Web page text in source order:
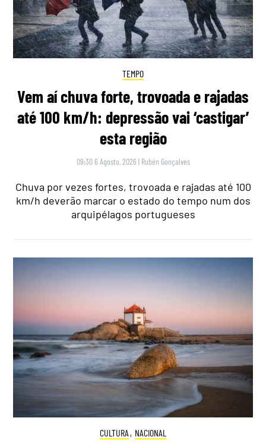
TEMPO
Vem aí chuva forte, trovoada e rajadas
até 100 km/h: depressão vai ‘castigar’
esta região
09:30 6 Agosto, 2026 | Rubén Gonçalves
Chuva por vezes fortes, trovoada e rajadas até 100
km/h deverão marcar o estado do tempo num dos
arquipélagos portugueses
CULTURA , NACIONAL